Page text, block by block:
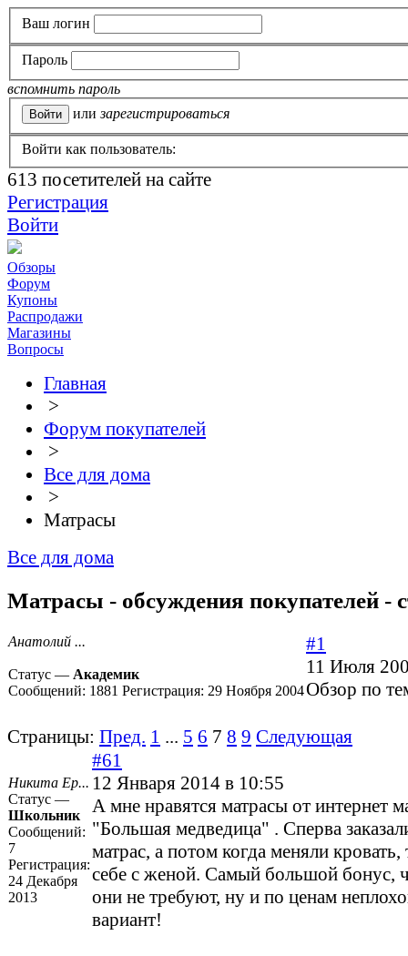
Ваш логин
Пароль
вспомнить пароль
или зарегистрироваться
Войти как пользователь:
613 посетителей на сайте
Регистрация
Войти
Обзоры
Форум
Купоны
Распродажи
Магазины
Вопросы
Главная
>
Форум покупателей
>
Все для дома
>
Матрасы
Все для дома
Матрасы - обсуждения покупателей -
Анатолий ...
Статус — Академик
Сообщений: 1881 Регистрация: 29 Ноября 2004
#1
11 Июля
Обзор по
Страницы: Пред. 1 ... 5 6 7 8 9 Следующая
Никита Ер...
Статус —
Школьник
Сообщений:
7
Регистрация:
24 Декабря
2013
#61
12 Января 2014 в 10:55
А мне нравятся матрасы от интернет
"Большая медведица" . Сперва
матрас, а потом когда меняли кровать,
себе с женой. Самый большой бонус,
они не требуют, ну и по ценам
вариант!